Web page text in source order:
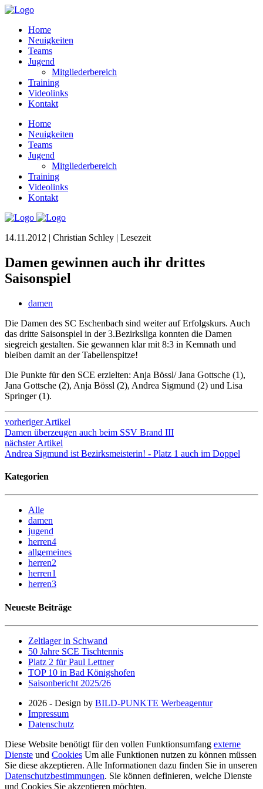
Home
Neuigkeiten
Teams
Jugend
Mitgliederbereich
Training
Videolinks
Kontakt
Home
Neuigkeiten
Teams
Jugend
Mitgliederbereich
Training
Videolinks
Kontakt
14.11.2012 | Christian Schley | Lesezeit
Damen gewinnen auch ihr drittes
Saisonspiel
damen
Die Damen des SC Eschenbach sind weiter auf Erfolgskurs. Auch
das dritte Saisonspiel in der 3.Bezirksliga konnten die Damen
siegreich gestalten. Sie gewannen klar mit 8:3 in Kemnath und
bleiben damit an der Tabellenspitze!
Die Punkte für den SCE erzielten: Anja Bössl/ Jana Gottsche (1),
Jana Gottsche (2), Anja Bössl (2), Andrea Sigmund (2) und Lisa
Springer (1).
vorheriger Artikel
Damen überzeugen auch beim SSV Brand III
nächster Artikel
Andrea Sigmund ist Bezirksmeisterin! - Platz 1 auch im Doppel
Kategorien
Alle
damen
jugend
herren4
allgemeines
herren2
herren1
herren3
Neueste Beiträge
Zeltlager in Schwand
50 Jahre SCE Tischtennis
Platz 2 für Paul Lettner
TOP 10 in Bad Königshofen
Saisonbericht 2025/26
2026 - Design by BILD-PUNKTE Werbeagentur
Impressum
Datenschutz
Diese Website benötigt für den vollen Funktionsumfang externe
Dienste und Cookies Um alle Funktionen nutzen zu können müssen
Sie diese akzeptieren. Alle Informationen dazu finden Sie in unseren
Datenschutzbestimmungen. Sie können definieren, welche Dienste
und Cookies Sie akzeptieren möchten.